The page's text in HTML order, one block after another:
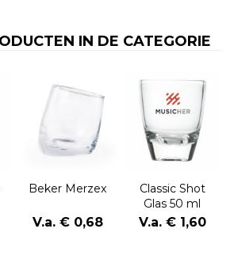
IN DE CATEGORIE
Beker Merzex
V.a. € 0,68
Classic Shot
Glas 50 ml
V.a. € 1,60